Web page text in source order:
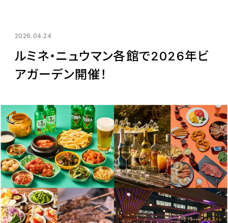
2026.04.24
ルミネ・ニュウマン各館で2026年ビ
アガーデン開催！